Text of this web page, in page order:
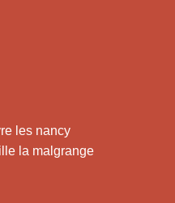
les nancy
la malgrange